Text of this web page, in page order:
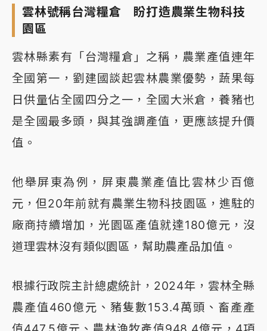
雲林號稱台灣糧倉 盼打造農業生物科技
園區
雲林縣素有「台灣糧倉」之稱，農業產值連年
全國第一，劉建國談起雲林農業優勢，蔬果每
日供量佔全國四分之一，全國大米倉，養豬也
是全國最多頭，與其強調產值，更應該提升價
值。
他舉屏東為例，屏東農業產值比雲林少百億
元，但20年前就有農業生物科技園區，進駐的
廠商持續增加，光園區產值就達180億元，沒
道理雲林沒有類似園區，幫助農產品加值。
根據行政院主計總處統計，2024年，雲林全縣
農產值460億元、豬隻數153.4萬頭、畜產產